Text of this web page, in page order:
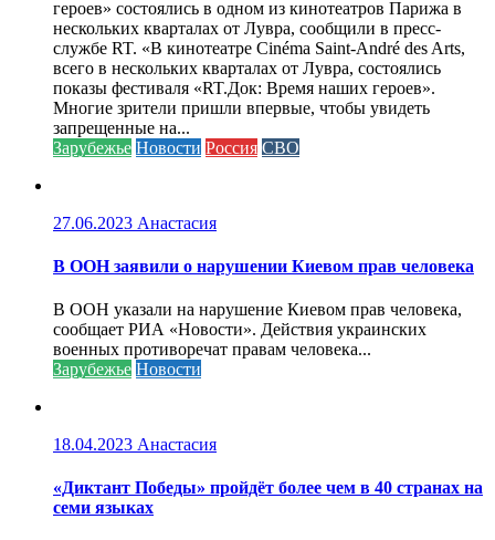
героев» состоялись в одном из кинотеатров Парижа в
нескольких кварталах от Лувра, сообщили в пресс-
службе RT. «В кинотеатре Cinéma Saint-André des Arts,
всего в нескольких кварталах от Лувра, состоялись
показы фестиваля «RT.Док: Время наших героев».
Многие зрители пришли впервые, чтобы увидеть
запрещенные на...
Зарубежье Новости Россия СВО
27.06.2023 Анастасия
В ООН заявили о нарушении Киевом прав человека
В ООН указали на нарушение Киевом прав человека,
сообщает РИА «Новости». Действия украинских
военных противоречат правам человека...
Зарубежье Новости
18.04.2023 Анастасия
«Диктант Победы» пройдёт более чем в 40 странах на
семи языках